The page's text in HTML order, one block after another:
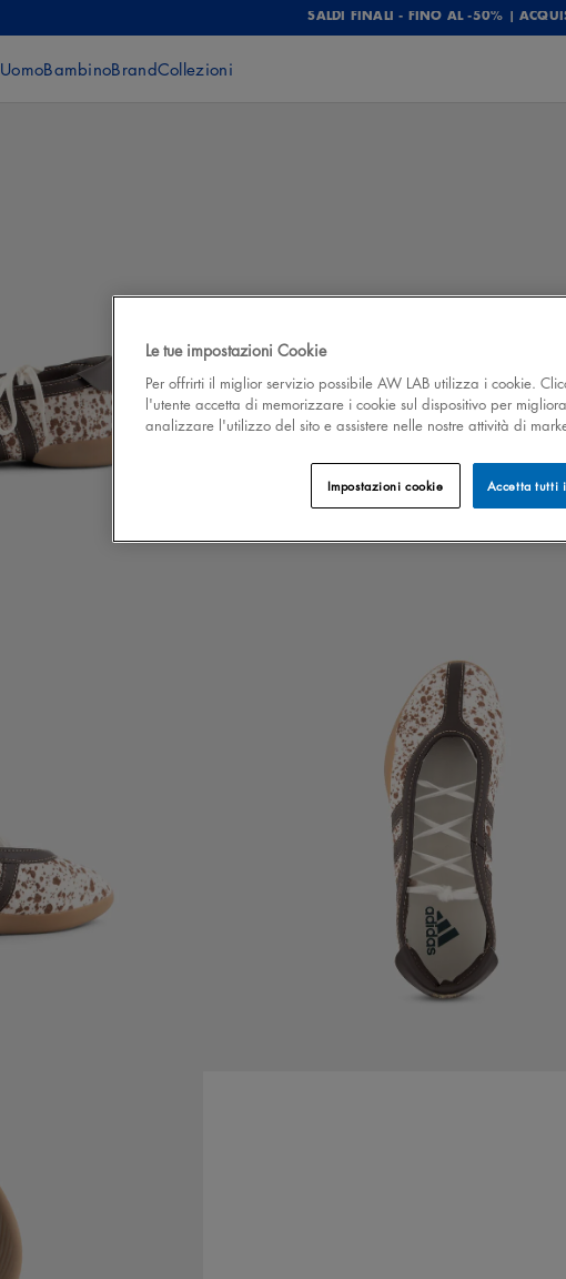
SALDI FINALI - FINO AL -50% |
UomoBambinoBrandCollezioni
Le tue impostazioni Cookie
Per offrirti il miglior servizio possibile AW LAB utilizza i cookie.
l'utente accetta di memorizzare i cookie sul dispositivo per
analizzare l'utilizzo del sito e assistere nelle nostre attività di
Accetta tutti
Impostazioni cookie